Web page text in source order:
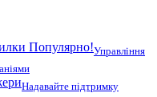
Популярно!Управління
Надавайте підтримку